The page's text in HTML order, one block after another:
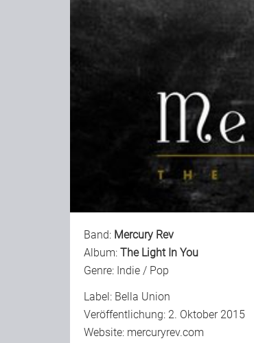
Band: Mercury Rev
Album: The Light In You
Genre: Indie / Pop
Label: Bella Union
Veröffentlichung: 2. Oktober 2015
Website: mercuryrev.com